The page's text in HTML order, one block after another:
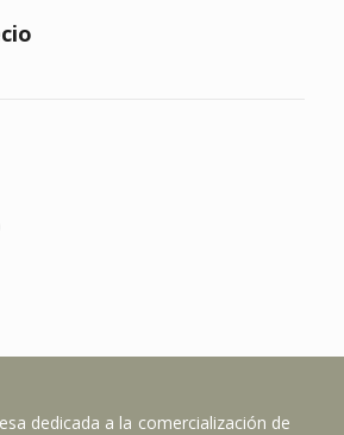
49
dedicada a la comercialización de